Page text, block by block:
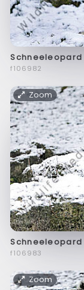
Schneeleopard
f106982
Zoom
Schneeleopard
f106983
Zoom